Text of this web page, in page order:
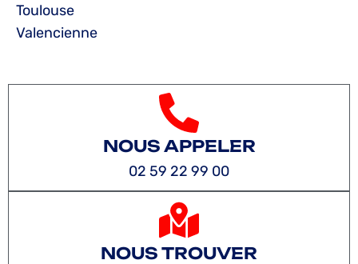
Toulouse
Valencienne
NOUS APPELER
02 59 22 99 00
NOUS TROUVER